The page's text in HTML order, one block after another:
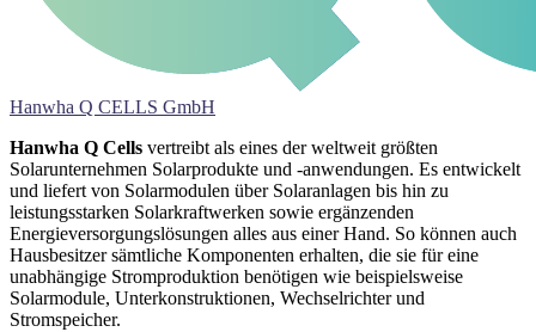
Hanwha Q CELLS GmbH
Hanwha Q Cells vertreibt als eines der weltweit größten
Solarunternehmen Solarprodukte und -anwendungen. Es entwickelt
und liefert von Solarmodulen über Solaranlagen bis hin zu
leistungsstarken Solarkraftwerken sowie ergänzenden
Energieversorgungs­lösungen alles aus einer Hand. So können auch
Hausbesitzer sämtliche Komponenten erhalten, die sie für eine
unabhängige Stromproduktion benötigen wie beispielsweise
Solarmodule, Unterkonstruktionen, Wechselrichter und
Stromspeicher.